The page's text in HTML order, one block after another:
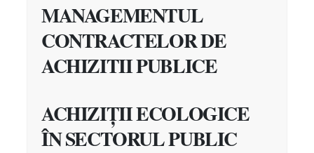
MANAGEMENTUL
CONTRACTELOR DE
ACHIZITII PUBLICE
ACHIZIȚII ECOLOGICE
ÎN SECTORUL PUBLIC